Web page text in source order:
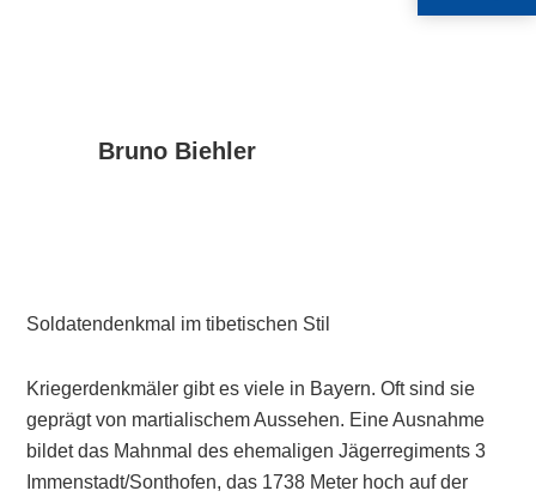
Bruno Biehler
Soldatendenkmal im tibetischen Stil
Kriegerdenkmäler gibt es viele in Bayern. Oft sind sie
geprägt von martialischem Aussehen. Eine Ausnahme
bildet das Mahnmal des ehemaligen Jägerregiments 3
Immenstadt/Sonthofen, das 1738 Meter hoch auf der